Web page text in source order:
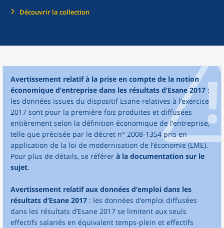
Découvrir la collection
Avertissement relatif à la prise en compte de la notion
économique d’entreprise dans les résultats d’Esane 2017 :
les données issues du dispositif Esane relatives à l’exercice
2017 sont pour la première fois produites et diffusées
entièrement selon la définition économique de l’entreprise,
telle que précisée par le décret n° 2008-1354 pris en
application de la loi de modernisation de l’économie (LME).
Pour plus de détails, se référer à la documentation sur le
sujet.
Avertissement relatif aux données d’emploi dans les
résultats d’Esane 2017 : les données d’emploi diffusées
dans les résultats d’Esane 2017 se limitent aux seuls
effectifs salariés en équivalent temps-plein et effectifs